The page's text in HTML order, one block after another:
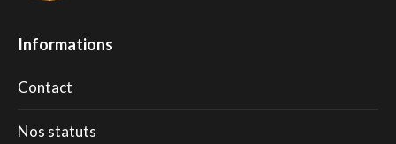
Informations
Contact
Nos statuts